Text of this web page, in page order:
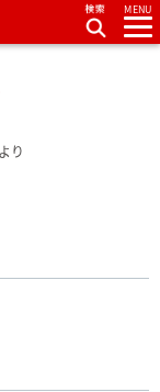
MENU
り